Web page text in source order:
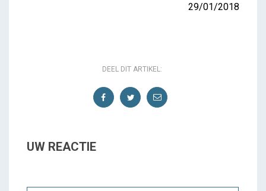
29/01/2018
DEEL DIT ARTIKEL:
UW REACTIE